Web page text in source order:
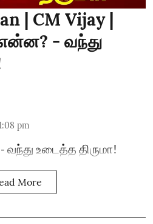
| CM Vijay |
- வந்து
pm
உடைத்த திருமா!
More